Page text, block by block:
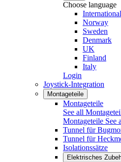
Choose language
International
Norway
Sweden
Denmark
UK
Finland
Italy
Login
Joystick-Integration
Montageteile
Montageteile
See all
Montageteile See
Tunnel für
Tunnel für
Isolationssätze
Elektrisches